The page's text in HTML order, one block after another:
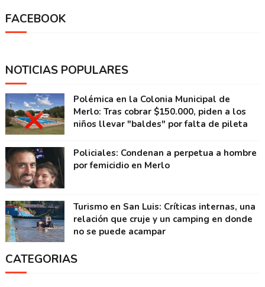
FACEBOOK
NOTICIAS POPULARES
Polémica en la Colonia Municipal de
Merlo: Tras cobrar $150.000, piden a los
niños llevar "baldes" por falta de pileta
Policiales: Condenan a perpetua a hombre
por femicidio en Merlo
Turismo en San Luis: Críticas internas, una
relación que cruje y un camping en donde
no se puede acampar
CATEGORIAS